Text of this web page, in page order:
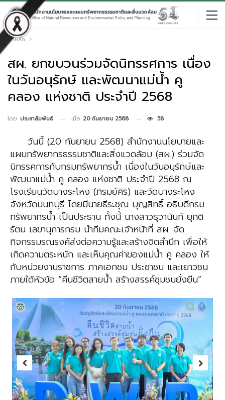
หน้าหลัก
สผ. ยกขบวนร่วมจัดนิทรรศการ เนื่อง
ในวันอนุรักษ์ และพัฒนาแม่น้ำ คู
คลอง แห่งชาติ ประจำปี 2568
โดย ประชาสัมพันธ์ เมื่อ 20 กันยายน 2568 58
วันนี้ (20 กันยายน 2568) สำนักงานนโยบายและ
แผนทรัพยากรธรรมชาติและสิ่งแวดล้อม (สผ.) ร่วมจัด
นิทรรศการกับกรมทรัพยากรน้ำ เนื่องในวันอนุรักษ์และ
พัฒนาแม่น้ำ คู คลอง แห่งชาติ ประจำปี 2568 ณ
โรงเรียนวัดบางระโหง (ภิรมย์ศิริ) และวัดบางระโหง
จังหวัดนนทบุรี โดยมีนายธีระชุณ บุญสิทธิ์ อธิบดีกรม
ทรัพยากรน้ำ เป็นประธาน ทั้งนี้ นางสาวธุวานันท์ ยุกติ
รัตน เลขานุการกรม นำทีมคณะเจ้าหน้าที่ สผ. จัด
กิจกรรมรณรงค์ส่งต่อความรู้และสร้างจิตสำนึก เพื่อให้
เกิดความตระหนัก และเห็นคุณค่าของแม่น้ำ คู คลอง ให้
กับหน่วยงานราชการ ภาคเอกชน ประชาชน และเยาวชน
ภายใต้หัวข้อ “คืนชีวิตสายน้ำ สร้างสรรค์ชุมชนยั่งยืน”
Previous Next